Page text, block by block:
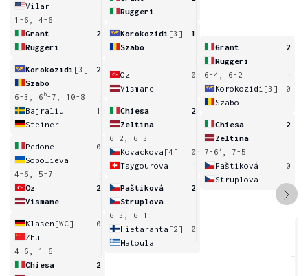
Vilar
1-6, 4-6
Grant
2
Ruggeri
Korokozidi [3]
2
Szabo
6-3, 6 6-7, 10-8
Bajraliu
1
Steiner
Pedone
0
Sobolieva
4-6, 5-7
Oz
2
Vismane
Klasen [WC]
0
Zhu
4-6, 1-6
Chiesa
2
Ruggeri
Korokozidi [3]
1
Szabo
Oz
0
Vismane
Chiesa
2
Zeltina
6-2, 6-3
Kovackova [4]
0
Tsygourova
Paštiková
2
Struplova
6-3, 6-1
Hietaranta [2]
0
Matoula
Grant
2
Ruggeri
6-4, 6-2
Korokozidi [3]
0
Szabo
Chiesa
2
Zeltina
7-67
, 7-5
Paštiková
0
Struplova